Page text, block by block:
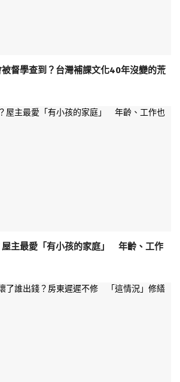
督學查到？台灣補課文化40年沒變的荒
屋主最愛「有小孩的家庭」 年齡、工作